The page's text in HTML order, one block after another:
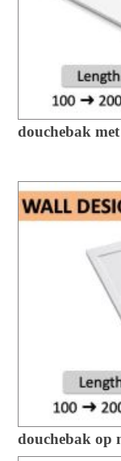
douchebak
douchebak op